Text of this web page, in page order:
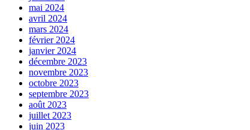
mai 2024
avril 2024
mars 2024
février 2024
janvier 2024
décembre 2023
novembre 2023
octobre 2023
septembre 2023
août 2023
juillet 2023
juin 2023